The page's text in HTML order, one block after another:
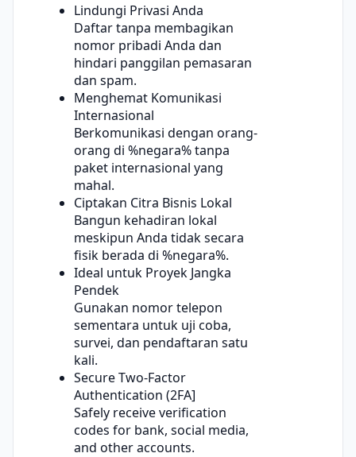
Lindungi Privasi Anda
Daftar tanpa membagikan
nomor pribadi Anda dan
hindari panggilan pemasaran
dan spam.
Menghemat Komunikasi
Internasional
Berkomunikasi dengan orang-
orang di %negara% tanpa
paket internasional yang
mahal.
Ciptakan Citra Bisnis Lokal
Bangun kehadiran lokal
meskipun Anda tidak secara
fisik berada di %negara%.
Ideal untuk Proyek Jangka
Pendek
Gunakan nomor telepon
sementara untuk uji coba,
survei, dan pendaftaran satu
kali.
Secure Two-Factor
Authentication (2FA]
Safely receive verification
codes for bank, social media,
and other accounts.